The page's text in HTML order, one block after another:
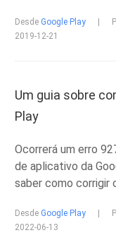
Desde Google Play
2019-12-21
Um guia sobre
Play
Ocorrerá um erro
de aplicativo da
saber como corrigir
Desde Google Play
2022-06-13